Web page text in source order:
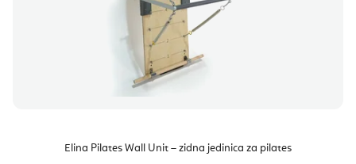
Elina Pilates Wall Unit – zidna jedinica za pilates